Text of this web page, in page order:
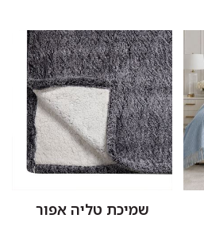
שמיכת טליה אפור